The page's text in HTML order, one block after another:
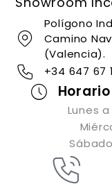
Polígono
Camino
(Valencia).
+34 647 67
Lunes